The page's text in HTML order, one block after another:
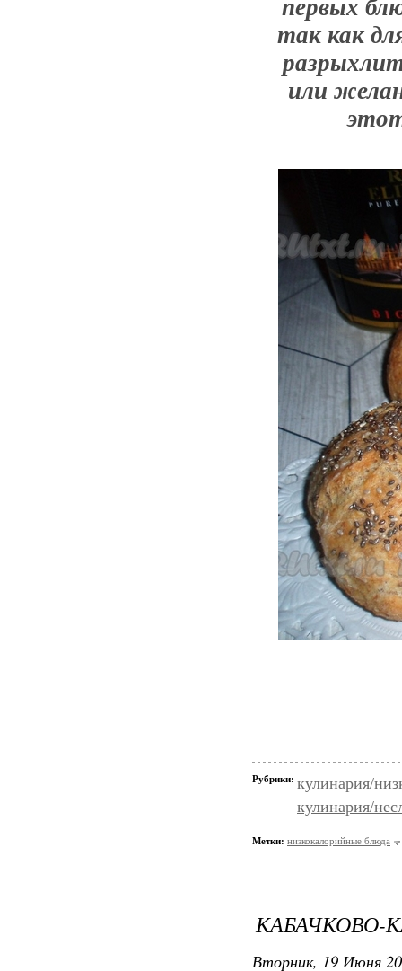
так как
или
Рубрики: кулинария/
кулинария/
Метки: низкокалорийные блюда
КАБАЧКОВО-
Вторник, 19 Июня